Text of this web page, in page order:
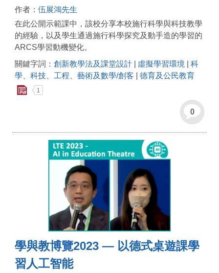
作者： 伍展鴻先生
在此公開示範課中，該校分享本校施行科學與科技教學
的經驗，以及學生通過施行科學探究及動手造的學習的
ARCS學習動機變化。
關鍵字詞： 創新教學法及課堂設計 虛擬學習環境
科
學、科技、工程、藝術及數學/創客
德育及公民教育
1
0
學與教博覽2023 — 以德式桌遊課學
習人工智能